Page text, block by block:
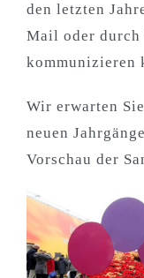
den letzten
Mail oder durch
kommunizieren
Wir erwarten
neuen
Vorschau der